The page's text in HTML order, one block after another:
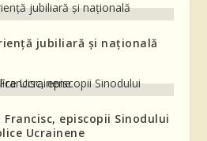
jubiliară și națională
episcopii Sinodului
Ucrainene